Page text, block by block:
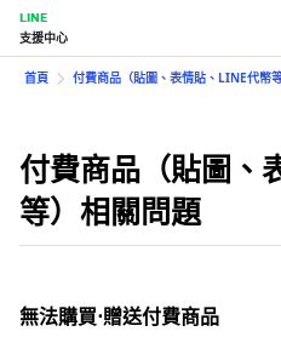
LINE
支援中心
首頁 付費商品（貼圖、表情貼、LINE代幣等
付費商品（貼圖、
等）相關問題
無法購買⋅贈送付費商品